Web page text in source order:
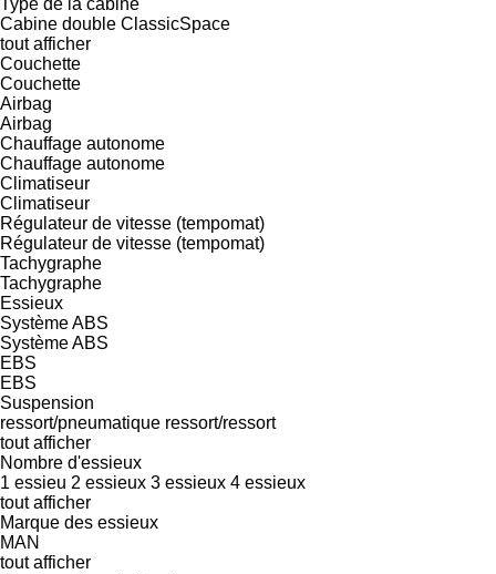
Cabine double ClassicSpace
tout afficher
Couchette
Couchette
Airbag
Airbag
Chauffage autonome
Chauffage autonome
Climatiseur
Climatiseur
Régulateur de vitesse (tempomat)
Régulateur de vitesse (tempomat)
Tachygraphe
Tachygraphe
Essieux
Système ABS
Système ABS
EBS
EBS
Suspension
ressort/pneumatique ressort/ressort
tout afficher
Nombre d'essieux
1 essieu 2 essieux 3 essieux 4 essieux
tout afficher
Marque des essieux
MAN
tout afficher